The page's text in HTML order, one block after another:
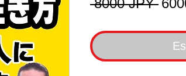
8000 JPY